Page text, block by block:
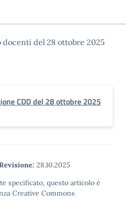
docenti del 28 ottobre 2025
CDD del 28 ottobre 2025
28.10.2025
specificato, questo articolo è
Creative Commons